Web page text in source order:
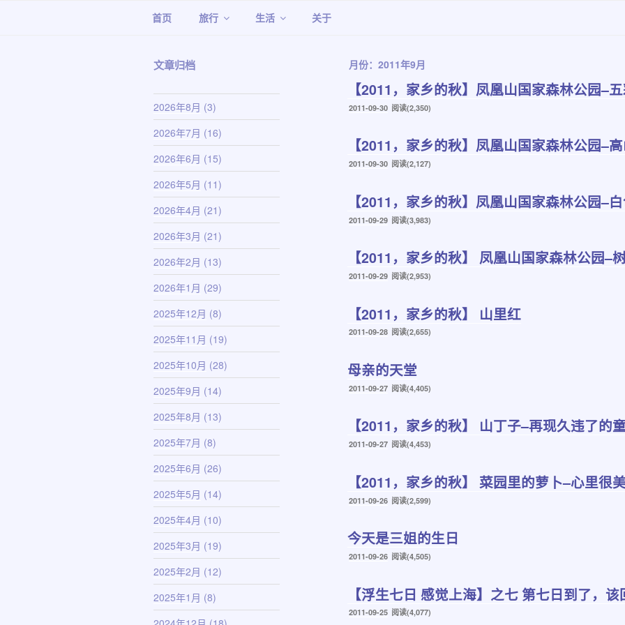
首页 旅行 生活 关于
月份：2011年9月
【2011，家乡的秋】凤凰山国家森林公园–
发
2011-09-30 阅读(2,350)
【2011，家乡的秋】凤凰山国家森林公园–
发
2011-09-30 阅读(2,127)
【2011，家乡的秋】凤凰山国家森林公园–
发
2011-09-29 阅读(3,983)
【2011，家乡的秋】 凤凰山国家森林公园–
发
2011-09-29 阅读(2,953)
【2011，家乡的秋】 山里红
发
2011-09-28 阅读(2,655)
母亲的天堂
发
2011-09-27 阅读(4,405)
【2011，家乡的秋】 山丁子–再现久违了的
发
2011-09-27 阅读(4,453)
【2011，家乡的秋】 菜园里的萝卜–心里很
发
2011-09-26 阅读(2,599)
今天是三姐的生日
发
2011-09-26 阅读(4,505)
【浮生七日 感觉上海】之七 第七日到了，该
发
2011-09-25 阅读(4,077)
文章归档
2026年8月 (3)
2026年7月 (16)
2026年6月 (15)
2026年5月 (11)
2026年4月 (21)
2026年3月 (21)
2026年2月 (13)
2026年1月 (29)
2025年12月 (8)
2025年11月 (19)
2025年10月 (28)
2025年9月 (14)
2025年8月 (13)
2025年7月 (8)
2025年6月 (26)
2025年5月 (14)
2025年4月 (10)
2025年3月 (19)
2025年2月 (12)
2025年1月 (8)